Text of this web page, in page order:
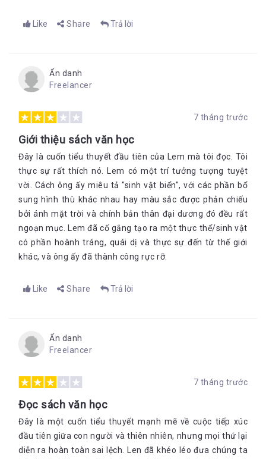
Like Share Trả lời
Ẩn danh
Freelancer
7 tháng trước
Giới thiệu sách văn học
Đây là cuốn tiểu thuyết đầu tiên của Lem mà tôi đọc. Tôi
thực sự rất thích nó. Lem có một trí tưởng tượng tuyệt
vời. Cách ông ấy miêu tả "sinh vật biển", với các phần bổ
sung hình thù khác nhau hay màu sắc được phản chiếu
bởi ánh mặt trời và chính bản thân đại dương đó đều rất
ngoạn mục. Lem đã cố gắng tạo ra một thực thể/sinh vật
có phần hoành tráng, quái dị và thực sự đến từ thế giới
khác, và ông ấy đã thành công rực rỡ.
Like Share Trả lời
Ẩn danh
Freelancer
7 tháng trước
Đọc sách văn học
Đây là một cuốn tiểu thuyết mạnh mẽ về cuộc tiếp xúc
đầu tiên giữa con người và thiên nhiên, nhưng mọi thứ lại
diễn ra hoàn toàn sai lệch. Len đã khéo léo đưa chúng ta